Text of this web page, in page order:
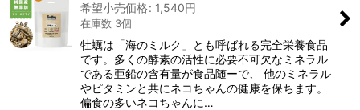
希望小売価格: 1,540円
在庫数 3個
牡蠣は「海のミルク」とも呼ばれる完全栄養食品
です。多くの酵素の活性に必要不可欠なミネラル
である亜鉛の含有量が食品随ーで、 他のミネラル
やピタミンと共にネコちゃんの健康を保ちます。
偏食の多いネコちゃんに…